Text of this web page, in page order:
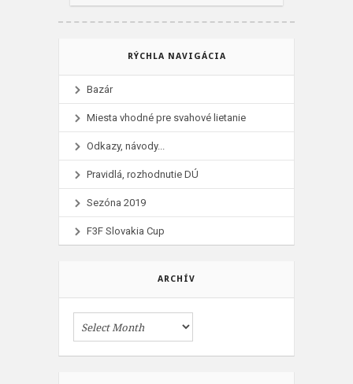
RÝCHLA NAVIGÁCIA
Bazár
Miesta vhodné pre svahové lietanie
Odkazy, návody...
Pravidlá, rozhodnutie DÚ
Sezóna 2019
F3F Slovakia Cup
ARCHÍV